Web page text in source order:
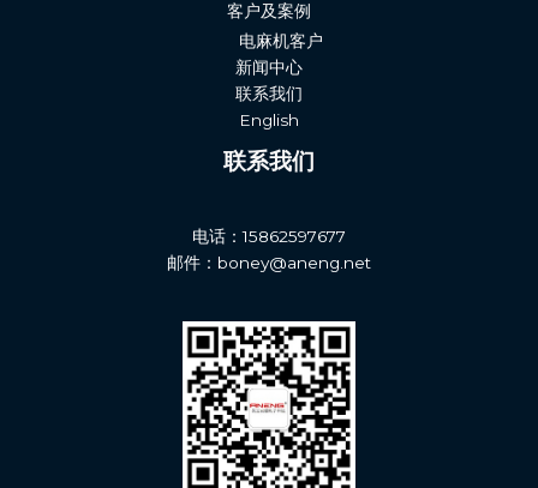
客户及案例
电麻机客户
新闻中心
联系我们
English
联系我们
电话：15862597677
邮件：boney@aneng.net